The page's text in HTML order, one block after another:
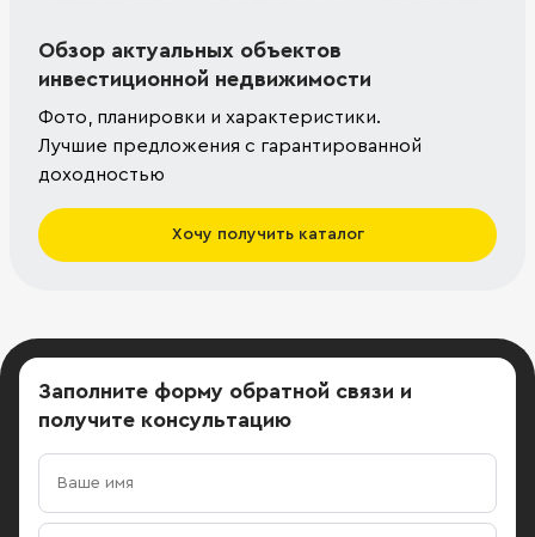
Обзор актуальных объектов
инвестиционной недвижимости
Фото, планировки и характеристики.
Лучшие предложения с гарантированной
доходностью
Хочу получить каталог
Заполните форму обратной связи и
получите консультацию